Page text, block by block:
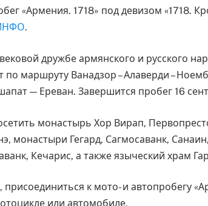
«Армения. 1718» под девизом «1718.
.
дружбе армянского и русского
по маршруту Ванадзор – Алаверди –
— Ереван. Завершится пробег 16
монастырь Хор Вирап,
монастыри Гегард, Сагмосаванк,
Кечарис, а также языческий храм
к мото- и автопробегу
или автомобиле.